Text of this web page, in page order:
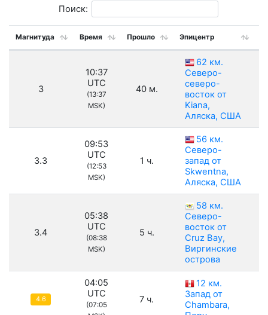
Поиск:
Магнитуда Время Прошло Эпицентр
3
10:37
UTC
(13:37
MSK)
40 м.
62 км.
Северо-
северо-
восток от
Kiana,
Аляска, США
3.3
09:53
UTC
(12:53
MSK)
1 ч.
56 км.
Северо-
запад от
Skwentna,
Аляска, США
3.4
05:38
UTC
(08:38
MSK)
5 ч.
58 км.
Северо-
восток от
Cruz Bay,
Виргинские
острова
4.6
04:05
UTC
(07:05
7 ч.
12 км.
Запад от
Chambara,